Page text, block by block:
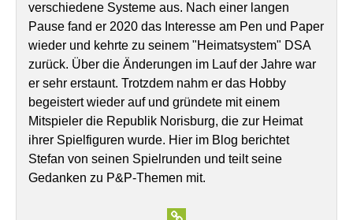
verschiedene Systeme aus. Nach einer langen
Pause fand er 2020 das Interesse am Pen und Paper
wieder und kehrte zu seinem "Heimatsystem" DSA
zurück. Über die Änderungen im Lauf der Jahre war
er sehr erstaunt. Trotzdem nahm er das Hobby
begeistert wieder auf und gründete mit einem
Mitspieler die Republik Norisburg, die zur Heimat
ihrer Spielfiguren wurde. Hier im Blog berichtet
Stefan von seinen Spielrunden und teilt seine
Gedanken zu P&P-Themen mit.